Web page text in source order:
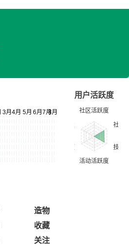
用户活跃度
造物
收藏
关注